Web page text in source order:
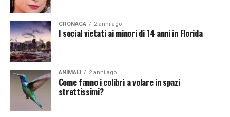
CRONACA 2 anni ago
I social vietati ai minori di 14 anni in Florida
ANIMALI 2 anni ago
Come fanno i colibrì a volare in spazi
strettissimi?